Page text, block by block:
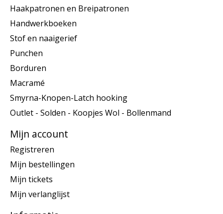
Haakpatronen en Breipatronen
Handwerkboeken
Stof en naaigerief
Punchen
Borduren
Macramé
Smyrna-Knopen-Latch hooking
Outlet - Solden - Koopjes Wol - Bollenmand
Mijn account
Registreren
Mijn bestellingen
Mijn tickets
Mijn verlanglijst